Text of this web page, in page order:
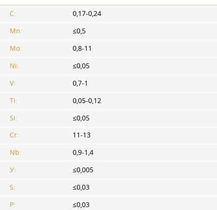
C:
0,17-0,24
Mn:
≤0,5
Mo:
0,8-11
Ni:
≤0,05
V:
0,7-1
Ti:
0,05-0,12
Si:
≤0,05
Cr:
11-13
Nb:
0,9-1,4
У:
≤0,005
S:
≤0,03
P:
≤0,03